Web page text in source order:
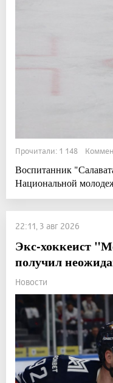
Прочитали: 1 148
Воспитанник
Национальной
22:11, 3 авг 2026
Экс-хоккеист
получил
Новости